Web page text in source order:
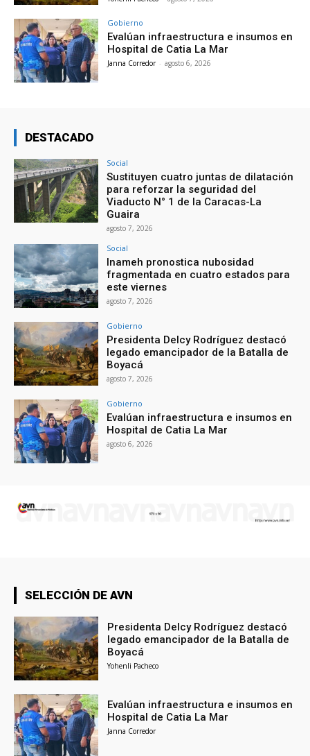
Gobierno
Evalúan infraestructura e insumos en
Hospital de Catia La Mar
Janna Corredor - agosto 6, 2026
DESTACADO
Social
Sustituyen cuatro juntas de dilatación
para reforzar la seguridad del
Viaducto N° 1 de la Caracas-La
Guaira
agosto 7, 2026
Social
Inameh pronostica nubosidad
fragmentada en cuatro estados para
este viernes
agosto 7, 2026
Gobierno
Presidenta Delcy Rodríguez destacó
legado emancipador de la Batalla de
Boyacá
agosto 7, 2026
Gobierno
Evalúan infraestructura e insumos en
Hospital de Catia La Mar
agosto 6, 2026
SELECCIÓN DE AVN
Presidenta Delcy Rodríguez destacó
legado emancipador de la Batalla de
Boyacá
Yohenli Pacheco
Evalúan infraestructura e insumos en
Hospital de Catia La Mar
Janna Corredor